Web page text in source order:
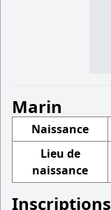
Marin
Naissance
Lieu de
naissance
Inscriptions